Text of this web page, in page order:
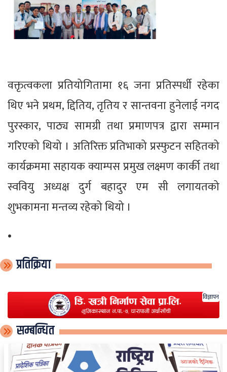
वक्तृत्वकला प्रतियोगितामा १६ जना प्रतिस्पर्धी रहेका
थिए भने प्रथम, द्दितिय, तृतिय र सान्तवना हुनेलाई नगद
पुरस्कार, पाठ्य सामग्री तथा प्रमाणपत्र द्वारा सम्मान
गरिएको थियो । अतिरिक्त प्रतिभाको प्रस्फुटन सहितको
कार्यक्रममा सहायक क्याम्पस प्रमुख लक्ष्मण कार्की तथा
स्ववियु अध्यक्ष दुर्ग बहादुर एम सी लगायतको
शुभकामना मन्तव्य रहेको थियो ।
•
प्रतिक्रिया
विज्ञापन
सम्बन्धित